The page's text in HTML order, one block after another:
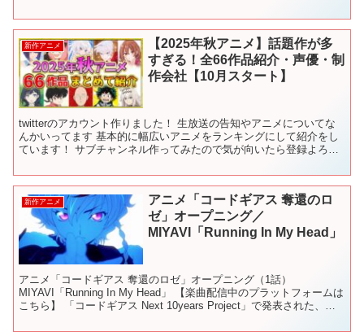
新作アニメ
【2025年秋アニメ】話題作が多
すぎる！全66作品紹介・声優・制
作会社【10月スタート】
twitterのアカウント作りました！ 生放送の告知やアニメについてな
んかいってます 基本的に幅広いアニメをランキングにして紹介をし
ています！ サブチャンネル作ってみたので気が向いたら登録よろし
新作アニメ
アニメ「コードギアス 奪還のロ
ゼ」オープニング／
MIYAVI「Running In My Head」
アニメ「コードギアス 奪還のロゼ」オープニング（1話）
MIYAVI「Running In My Head」 【楽曲配信中のプラットフォームは
こちら】 「コードギアス Next 10years Project」で発表された、コ